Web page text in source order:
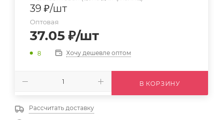
39 ₽/шт
Оптовая
37.05 ₽/шт
8 Хочу дешевле оптом
В КОРЗИНУ
Рассчитать доставку